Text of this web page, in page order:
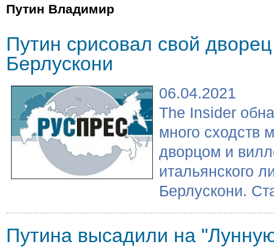
Путин Владимир
Путин срисовал свой
Берлускони
06.04.2021
The Insider
много сходств
дворцом и
итальянского
Берлускони.
Путина высадили на